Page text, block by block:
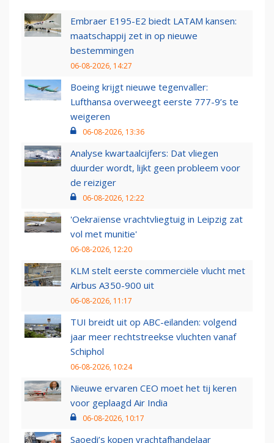
Embraer E195-E2 biedt LATAM kansen:
maatschappij zet in op nieuwe
bestemmingen
06-08-2026, 14:27
Boeing krijgt nieuwe tegenvaller:
Lufthansa overweegt eerste 777-9’s te
weigeren
06-08-2026, 13:36
Analyse kwartaalcijfers: Dat vliegen
duurder wordt, lijkt geen probleem voor
de reiziger
06-08-2026, 12:22
'Oekraïense vrachtvliegtuig in Leipzig zat
vol met munitie'
06-08-2026, 12:20
KLM stelt eerste commerciële vlucht met
Airbus A350-900 uit
06-08-2026, 11:17
TUI breidt uit op ABC-eilanden: volgend
jaar meer rechtstreekse vluchten vanaf
Schiphol
06-08-2026, 10:24
Nieuwe ervaren CEO moet het tij keren
voor geplaagd Air India
06-08-2026, 10:17
Saoedi’s kopen vrachtafhandelaar